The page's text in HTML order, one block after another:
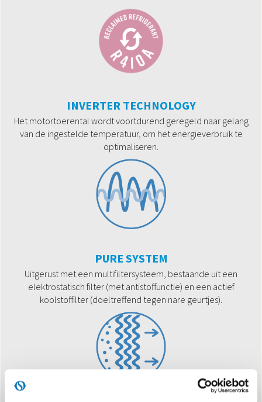
INVERTER TECHNOLOGY
Het motortoerental wordt voortdurend geregeld naar gelang
van de ingestelde temperatuur, om het energieverbruik te
optimaliseren.
PURE SYSTEM
Uitgerust met een multifiltersysteem, bestaande uit een
elektrostatisch filter (met antistoffunctie) en een actief
koolstoffilter (doeltreffend tegen nare geurtjes).